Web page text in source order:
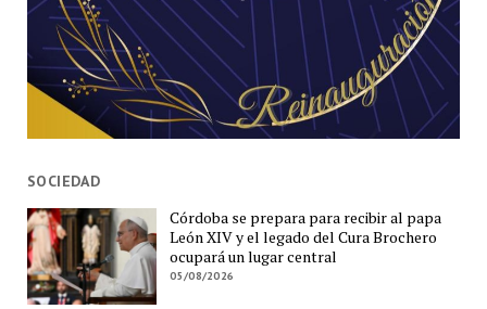
SOCIEDAD
Córdoba se prepara para recibir al papa
León XIV y el legado del Cura Brochero
ocupará un lugar central
05/08/2026